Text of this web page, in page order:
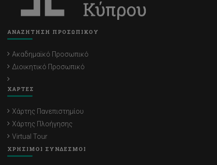
ΑΝΑΖΗΤΗΣΗ ΠΡΟΣΩΠΙΚΟΥ
Ακαδημαϊκό Προσωπικό
Διοικητικό Προσωπικό
ΧΑΡΤΕΣ
Χάρτης Πανεπιστημίου
Χάρτης Πλοήγησης
Virtual Tour
ΧΡΗΣΙΜΟΙ ΣΥΝΔΕΣΜΟΙ